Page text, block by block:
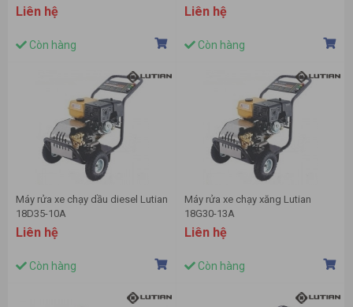
Liên hệ
Còn hàng
Liên hệ
Còn hàng
Máy rửa xe chạy dầu diesel Lutian
18D35-10A
Liên hệ
Còn hàng
Máy rửa xe chạy xăng Lutian
18G30-13A
Liên hệ
Còn hàng